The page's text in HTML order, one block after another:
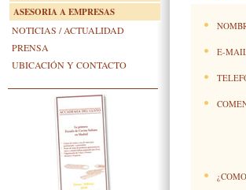
ASESORIA A EMPRESAS
NOTICIAS / ACTUALIDAD
PRENSA
UBICACIÓN Y CONTACTO
E-